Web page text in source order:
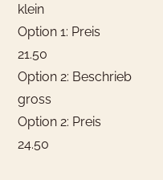
klein
Option 1: Preis
21.50
Option 2: Beschrieb
gross
Option 2: Preis
24.50